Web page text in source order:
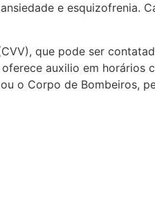
e esquizofrenia.
que pode ser
auxilio em horários
o Corpo de Bombeiros,